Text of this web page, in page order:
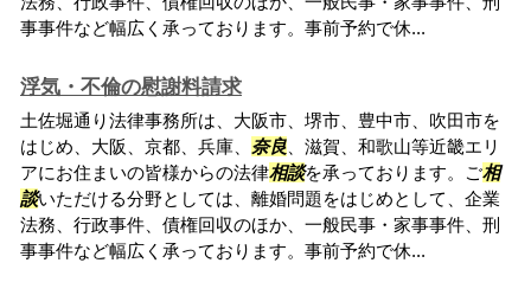
事事件など幅広く承っております。事前予約で休...
浮気・不倫の慰謝料請求
土佐堀通り法律事務所は、大阪市、堺市、豊中市、吹田市を
はじめ、大阪、京都、兵庫、 奈良 、滋賀、和歌山等近畿エリ
アにお住まいの皆様からの法律相談を承っております。ご相
談いただける分野としては、離婚問題をはじめとして、企業
法務、行政事件、債権回収のほか、一般民事・家事事件、刑
事事件など幅広く承っております。事前予約で休...